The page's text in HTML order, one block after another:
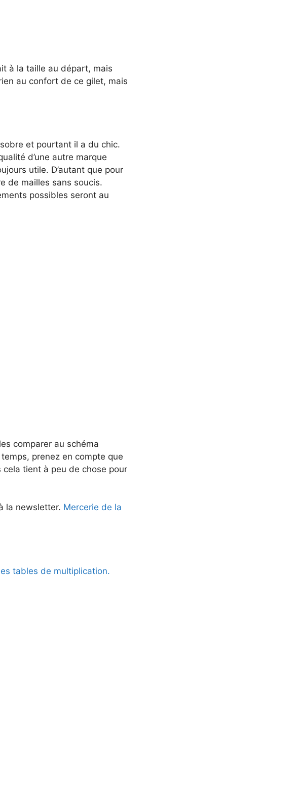
à la taille au départ, mais
au confort de ce gilet, mais
et pourtant il a du chic.
d’une autre marque
utile. D’autant que pour
de mailles sans soucis.
possibles seront au
comparer au schéma
prenez en compte que
tient à peu de chose pour
la newsletter. Mercerie de la
tables de multiplication.